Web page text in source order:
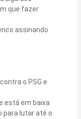
que fazer
assinando
o PSG e
está em baixa
para lutar até o